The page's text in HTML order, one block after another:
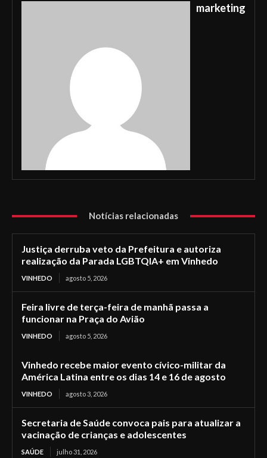
marketing
Notícias relacionadas
Justiça derruba veto da Prefeitura e autoriza
realização da Parada LGBTQIA+ em Vinhedo
VINHEDO agosto 5, 2026
Feira livre de terça-feira de manhã passa a
funcionar na Praça do Avião
VINHEDO agosto 5, 2026
Vinhedo recebe maior evento cívico-militar da
América Latina entre os dias 14 e 16 de agosto
VINHEDO agosto 3, 2026
Secretaria de Saúde convoca pais para atualizar a
vacinação de crianças e adolescentes
SAÚDE julho 31, 2026